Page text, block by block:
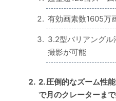
有効画素数1605万
3.2型バリアングル
撮影が可能
2. 圧倒的なズーム性
で月のクレーターま